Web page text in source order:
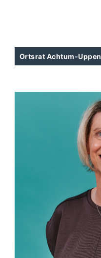
Ortsrat Achtum-Uppen